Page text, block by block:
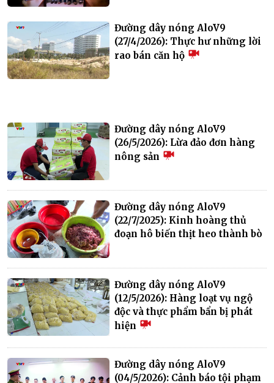
Đường dây nóng AloV9
(27/4/2026): Thực hư những lời
rao bán căn hộ
Đường dây nóng AloV9
(26/5/2026): Lừa đảo đơn hàng
nông sản
Đường dây nóng AloV9
(22/7/2025): Kinh hoàng thủ
đoạn hô biến thịt heo thành bò
Đường dây nóng AloV9
(12/5/2026): Hàng loạt vụ ngộ
độc và thực phẩm bẩn bị phát
hiện
Đường dây nóng AloV9
(04/5/2026): Cảnh báo tội phạm